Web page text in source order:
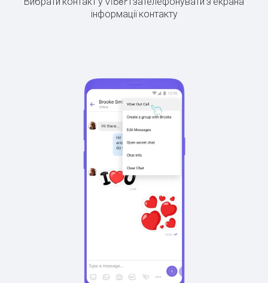
інформації контакту